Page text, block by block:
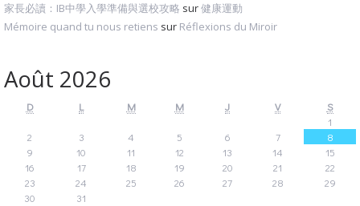
家長必讀：IB中學入學準備與選校攻略 sur健康運動
Mémoire quand tu nous retiens sur Réflexions du Miroir
Août 2026
D L M M J V
S
1
2
3 4 5 6 7
8
9
10 11 12 13 14
15
16
17 18 19 20 21
22
23
24 25 26 27 28
29
30
31